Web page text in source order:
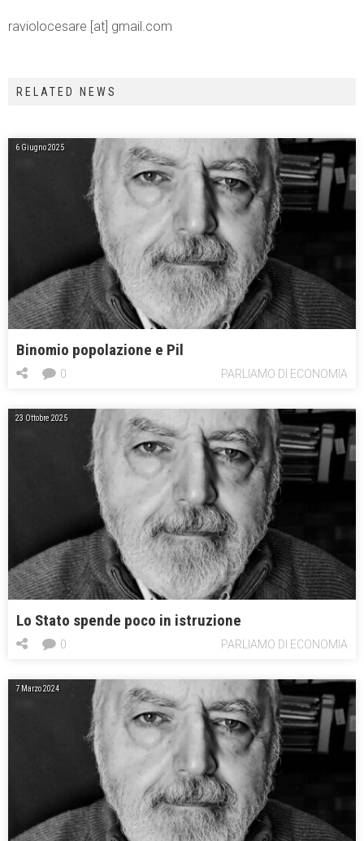
raviolocesare [at] gmail.com
RELATED NEWS
6 Giugno 2025
Binomio popolazione e Pil
PARLIAMO DI ECONOMIA
0
23 Ottobre 2025
Lo Stato spende poco in istruzione
PARLIAMO DI ECONOMIA
0
7 Marzo 2024